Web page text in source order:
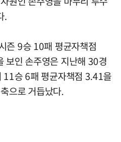
.
즌 9승 10패 평균자책점
보인 손주영은 지난해 30경
11승 6패 평균자책점 3.41을
으로 거듭났다.